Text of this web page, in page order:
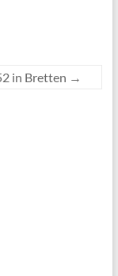
in Bretten →